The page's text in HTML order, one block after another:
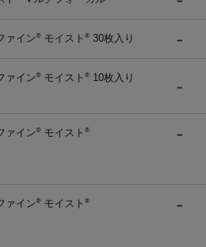
ァイン® モイスト ® 30枚入り
ァイン® モイスト ® 10枚入り
ァイン® モイスト ®
ァイン® モイスト ®